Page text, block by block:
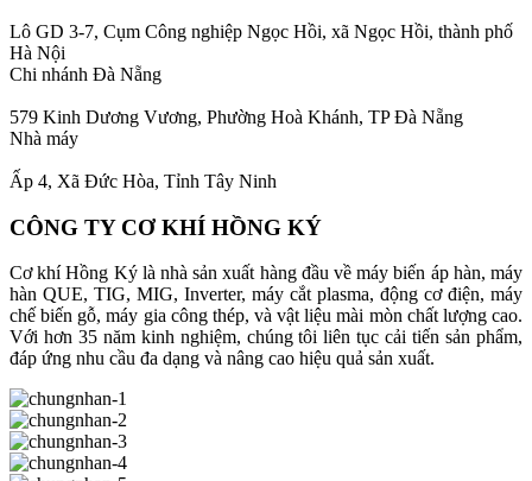
Lô GD 3-7, Cụm Công nghiệp Ngọc Hồi, xã Ngọc Hồi, thành phố
Hà Nội
Chi nhánh Đà Nẵng
579 Kinh Dương Vương, Phường Hoà Khánh, TP Đà Nẵng
Nhà máy
Ấp 4, Xã Đức Hòa, Tỉnh Tây Ninh
CÔNG TY CƠ KHÍ HỒNG KÝ
Cơ khí Hồng Ký là nhà sản xuất hàng đầu về máy biến áp hàn, máy
hàn QUE, TIG, MIG, Inverter, máy cắt plasma, động cơ điện, máy
chế biến gỗ, máy gia công thép, và vật liệu mài mòn chất lượng cao.
Với hơn 35 năm kinh nghiệm, chúng tôi liên tục cải tiến sản phẩm,
đáp ứng nhu cầu đa dạng và nâng cao hiệu quả sản xuất.